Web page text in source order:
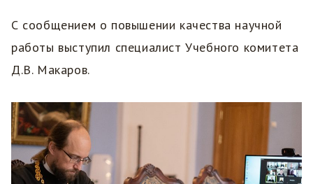
С сообщением о повышении качества научной
работы выступил специалист Учебного комитета
Д.В. Макаров.